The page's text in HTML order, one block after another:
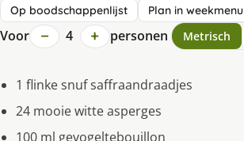
Op boodschappenlijst Plan in weekmenu
Voor − 4 + personen Metrisch
1 flinke snuf saffraandraadjes
24 mooie witte asperges
100 ml gevogeltebouillon